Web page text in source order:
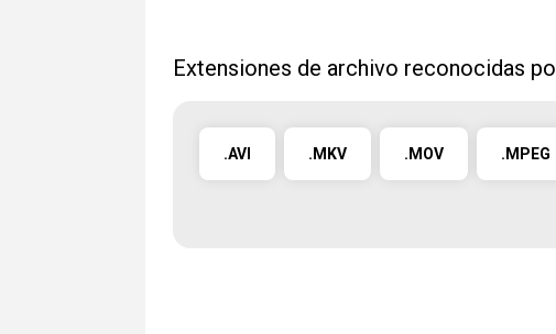
Extensiones de archivo reconocidas
.AVI .MKV .MOV .MPEG